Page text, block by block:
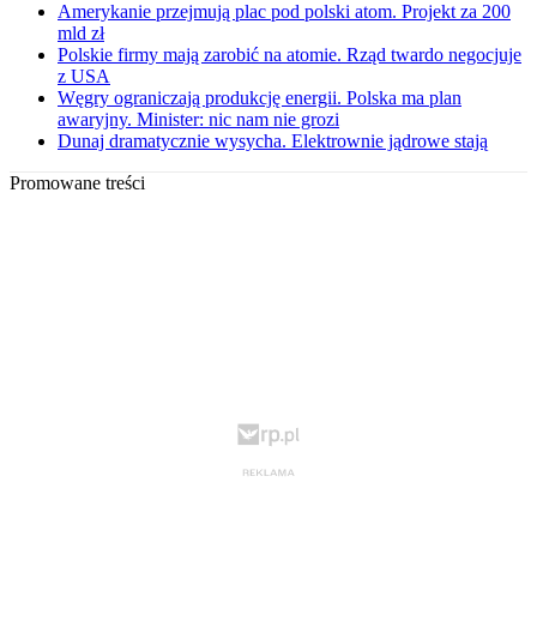
Amerykanie przejmują plac pod polski atom. Projekt za 200
mld zł
Polskie firmy mają zarobić na atomie. Rząd twardo negocjuje
z USA
Węgry ograniczają produkcję energii. Polska ma plan
awaryjny. Minister: nic nam nie grozi
Dunaj dramatycznie wysycha. Elektrownie jądrowe stają
Promowane treści